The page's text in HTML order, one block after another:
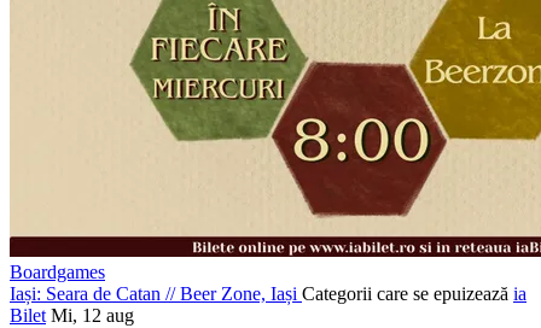
Boardgames
Iași: Seara de Catan //Beer Zone, Iași Categorii care se epuizează ia
Bilet Mi, 12 aug